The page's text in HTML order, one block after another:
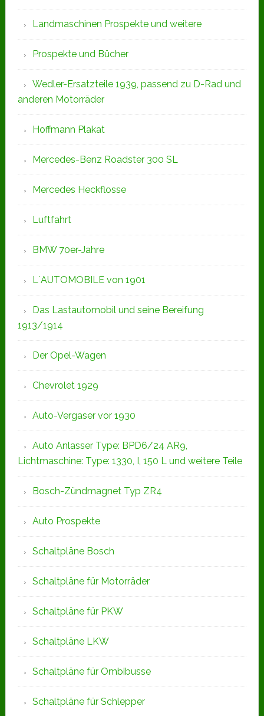
Landmaschinen Prospekte und weitere
Prospekte und Bücher
Wedler-Ersatzteile 1939, passend zu D-Rad und
anderen Motorräder
Hoffmann Plakat
Mercedes-Benz Roadster 300 SL
Mercedes Heckflosse
Luftfahrt
BMW 70er-Jahre
L`AUTOMOBILE von 1901
Das Lastautomobil und seine Bereifung
1913/1914
Der Opel-Wagen
Chevrolet 1929
Auto-Vergaser vor 1930
Auto Anlasser Type: BPD6/24 AR9,
Lichtmaschine: Type: 1330, I, 150 L und weitere Teile
Bosch-Zündmagnet Typ ZR4
Auto Prospekte
Schaltpläne Bosch
Schaltpläne für Motorräder
Schaltpläne für PKW
Schaltpläne LKW
Schaltpläne für Ombibusse
Schaltpläne für Schlepper